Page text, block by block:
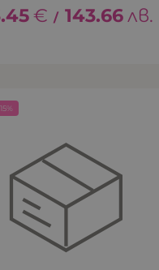
€ / 143.66лв.